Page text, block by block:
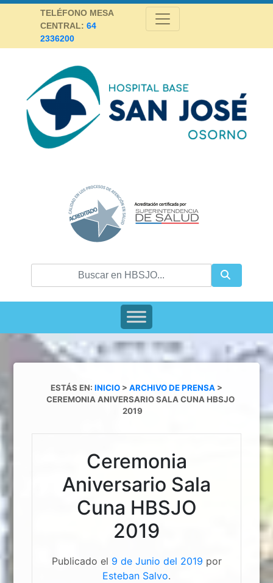
Skip
TELÉFONO MESA
CENTRAL: 64
2336200
ESTÁS EN: INICIO > ARCHIVO DE PRENSA >
CEREMONIA ANIVERSARIO SALA CUNA HBSJO
2019
Ceremonia
Aniversario Sala
Cuna HBSJO
2019
Publicado el 9 de Junio del 2019 por
Esteban Salvo.